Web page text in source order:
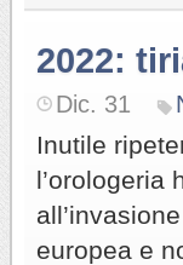
2022:
Dic. 31
Inutile
l’orologeria
europea e